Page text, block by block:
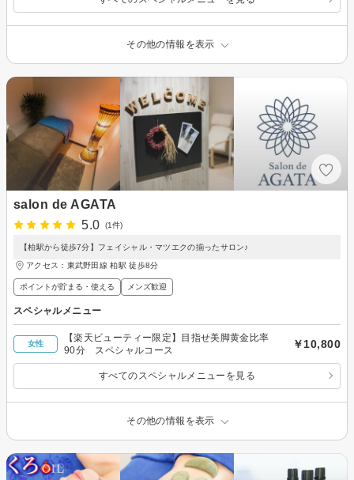
その他の情報を表示
salon de AGATA
5.0
(1件)
【柏駅から徒歩7分】フェイシャル・マツエクの揃ったサロン♪
アクセス：東武野田線 柏駅 徒歩8分
ポイントが貯まる・使える メンズ歓迎
スペシャルメニュー
女性
【楽天ビューティー限定】目指せ美脚黄金比率
90分 スペシャルコース
￥10,800
すべてのスペシャルメニューを見る
その他の情報を表示